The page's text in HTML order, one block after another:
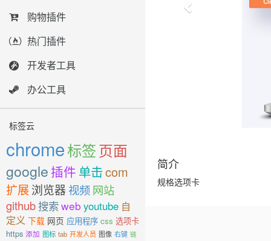
购物插件
热门插件
开发者工具
办公工具
标签云
chrome标签页面
google 插件 单击com
扩展浏览器 视频网站
github搜索web youtube 自
定义 下载 网页 应用程序 css 选项卡
https 添加 图标 tab 开发人员 图像 右键 链
简介
规格选项卡